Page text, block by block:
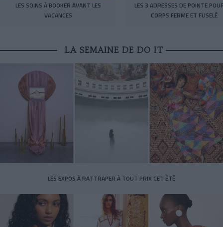
LES SOINS À BOOKER AVANT LES
VACANCES
LES 3 ADRESSES DE POINTE
CORPS FERME ET FUSELÉ
LA SEMAINE DE DO IT
LES EXPOS À RATTRAPER À TOUT PRIX CET ÉTÉ